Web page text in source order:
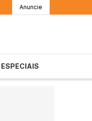
Anuncie
ESPECIAIS